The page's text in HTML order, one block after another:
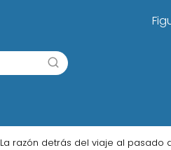
La razón detrás del viaje al pasado